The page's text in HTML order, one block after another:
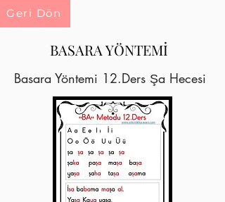
Geri Dön
BASARA YÖNTEMİ
Basara Yöntemi 12.Ders Şa Hecesi